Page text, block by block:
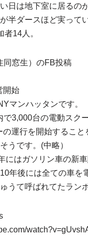
日は地下室に居るの
半ダースほど実って
14人。
同窓生）のFB投稿
開始
マンハッタンです。
で3,000台の電動スク
の運行を開始するこ
うです。(中略）
にはガソリン車の新
年後には全ての車を
うて呼ばれてたラン